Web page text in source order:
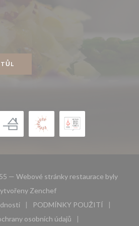
— Webové stránky restaurace byly
Zenchef((otevře se v novém okně))
se v novém okně))
PODMÍNKY POUŽITÍ
((otevře se v novém
osobních údajů